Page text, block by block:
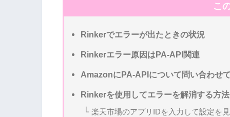
こ
Rinkerでエラーが出たときの状況
Rinkerエラー原因はPA-API関連
AmazonにPA-APIについて問い合わせ
Rinkerを使用してエラーを解消する方法
楽天市場のアプリIDを入力して設定を